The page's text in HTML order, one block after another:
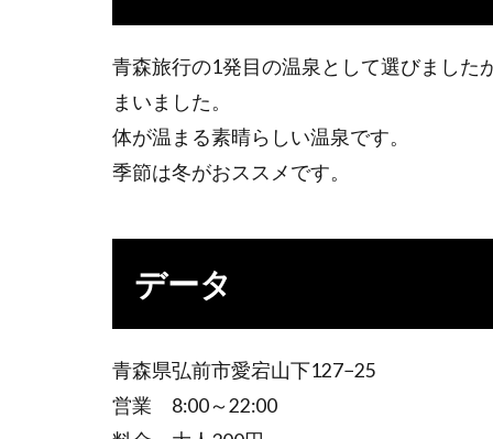
青森旅行の1発目の温泉として選びました
まいました。
体が温まる素晴らしい温泉です。
季節は冬がおススメです。
データ
青森県弘前市愛宕山下127−25
営業 8:00～22:00